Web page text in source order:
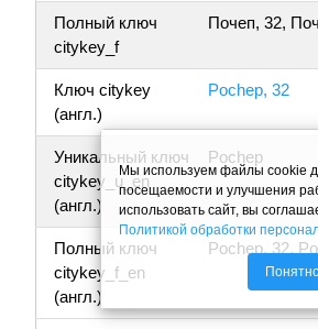
Полный ключ
citykey_f
Почеп, 32,
Ключ citykey
(англ.)
Pochep, 32
Уникальный ключ
citykey_u_en
(англ.)
Pochep
Полный ключ
citykey_f_en
(англ.)
Pochep, 32,
Мы используем файлы cookie
посещаемости и улучшения
использовать сайт, вы
Политикой обработки